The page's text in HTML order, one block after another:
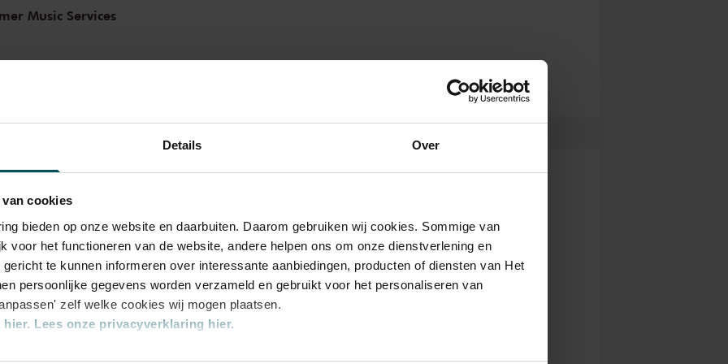
Details Over
cookies
bieden op onze website en daarbuiten. Daarom gebruiken wij cookies. Sommige van
voor het functioneren van de website, andere helpen ons om onze dienstverlening en
te kunnen informeren over interessante aanbiedingen, producten of diensten van Het
persoonlijke gegevens worden verzameld en gebruikt voor het personaliseren van
zelf welke cookies wij mogen plaatsen.
hier. Lees onze privacyverklaring hier.
Philips en BIS. Als professor aan de
altvioolrepertoire
ontstonden originele composities voor
Dus boog het groeiende leger aan
, hier gespeeld door Diyang Mei,
Imai zelf speelt de Märchenbilder
samen openen en sluiten met
Music Services